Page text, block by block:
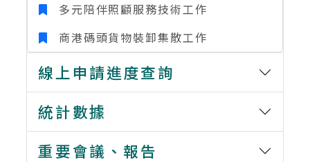
多元陪伴照顧服務技術工作
商港碼頭貨物裝卸集散工作
線上申請進度查詢
統計數據
重要會議、報告